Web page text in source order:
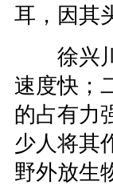
耳，因其
徐兴川
速度快；
的占有力
少人将其
野外放生